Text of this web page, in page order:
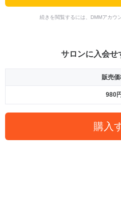
続きを閲覧するには、DMMアカウ
サロンに入会せ
販売
980円
購入